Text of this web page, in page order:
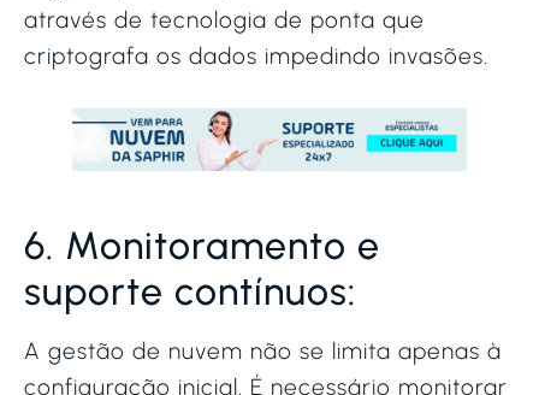
através de tecnologia de ponta que
criptografa os dados impedindo invasões.
6. Monitoramento e
suporte contínuos:
A gestão de nuvem não se limita apenas à
configuração inicial. É necessário monitorar